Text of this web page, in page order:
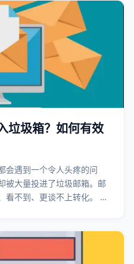
垃圾箱？如何有效
会遇到一个令人头疼的问
被大量投进了垃圾邮箱。邮
看不到、更谈不上转化。 那
经验，给你一